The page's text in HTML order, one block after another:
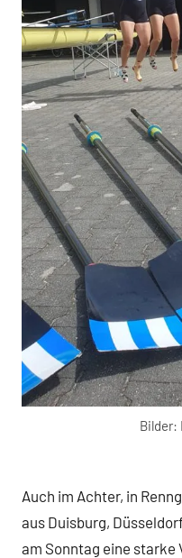
Bilder:
Auch im Achter, in
aus Duisburg,
am Sonntag eine starke